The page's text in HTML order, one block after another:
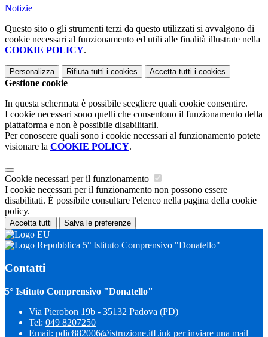
Notizie
Questo sito o gli strumenti terzi da questo utilizzati si avvalgono di
cookie necessari al funzionamento ed utili alle finalità illustrate nella
COOKIE POLICY.
Personalizza Rifiuta tutti i cookies Accetta tutti i cookies
Gestione cookie
In questa schermata è possibile scegliere quali cookie consentire.
I cookie necessari sono quelli che consentono il funzionamento della
piattaforma e non è possibile disabilitarli.
Per conoscere quali sono i cookie necessari al funzionamento potete
visionare la COOKIE POLICY.
Cookie necessari per il funzionamento
I cookie necessari per il funzionamento non possono essere
disabilitati. È possibile consultare l'elenco nella pagina della cookie
policy.
Accetta tutti Salva le preferenze
5° Istituto Comprensivo "Donatello"
Contatti
5° Istituto Comprensivo "Donatello"
Via Pierobon 19b - 35132 Padova (PD)
Tel: 049 8207250
Email: pdic882006@istruzione.itLink per inviare una mail